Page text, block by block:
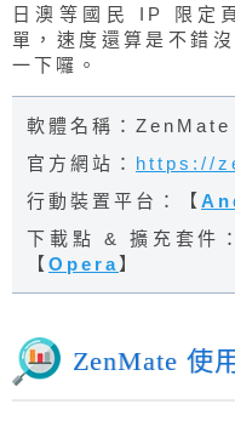
日澳等國民 IP 限定
單，速度還算是不錯
一下囉。
軟體名稱：ZenMate
官方網站： https://
行動裝置平台：【
下載點 & 擴充套件
【 Opera】
ZenMate 使